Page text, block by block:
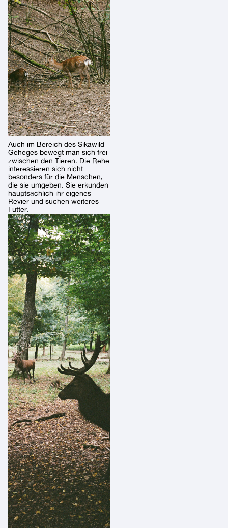
Auch im Bereich des Sikawild
Geheges bewegt man sich frei
zwischen den Tieren. Die Rehe
interessieren sich nicht
besonders für die Menschen,
die sie umgeben. Sie erkunden
hauptsächlich ihr eigenes
Revier und suchen weiteres
Futter.